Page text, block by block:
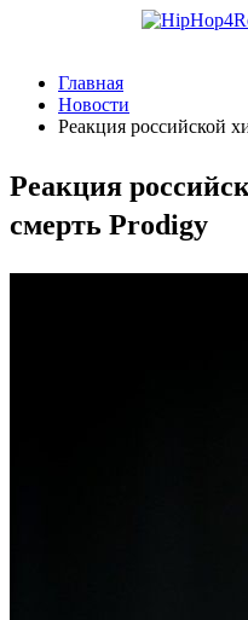
Главная
Новости
Реакция российской
Реакция
смерть Prodigy